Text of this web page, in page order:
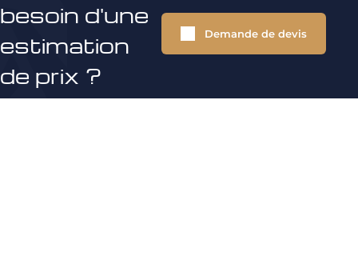
besoin d'une
estimation
de prix ?
Demande de devis